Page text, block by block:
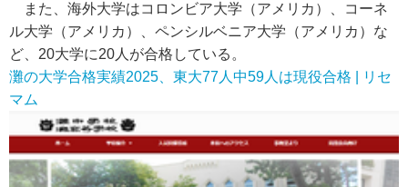
また、海外大学はコロンビア大学（アメリカ）、コーネ
ル大学（アメリカ）、ペンシルベニア大学（アメリカ）な
ど、20大学に20人が合格している。
灘の大学合格実績2025、東大77人中59人は現役合格 | リセ
マム